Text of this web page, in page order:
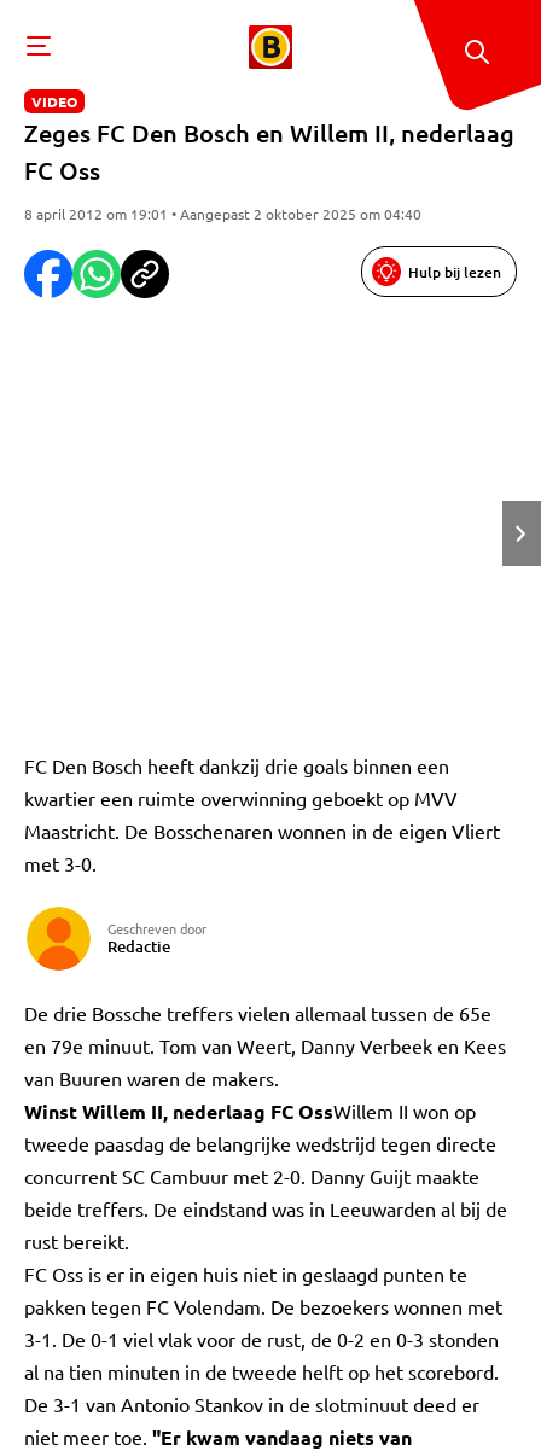
VIDEO
Zeges FC Den Bosch en Willem II, nederlaag
FC Oss
8 april 2012 om 19:01 • Aangepast 2 oktober 2025 om 04:40
Hulp bij lezen
FC Den Bosch heeft dankzij drie goals binnen een
kwartier een ruimte overwinning geboekt op MVV
Maastricht. De Bosschenaren wonnen in de eigen Vliert
met 3-0.
Geschreven door
Redactie
De drie Bossche treffers vielen allemaal tussen de 65e
en 79e minuut. Tom van Weert, Danny Verbeek en Kees
van Buuren waren de makers.
Winst Willem II, nederlaag FC OssWillem II won op
tweede paasdag de belangrijke wedstrijd tegen directe
concurrent SC Cambuur met 2-0. Danny Guijt maakte
beide treffers. De eindstand was in Leeuwarden al bij de
rust bereikt.
FC Oss is er in eigen huis niet in geslaagd punten te
pakken tegen FC Volendam. De bezoekers wonnen met
3-1. De 0-1 viel vlak voor de rust, de 0-2 en 0-3 stonden
al na tien minuten in de tweede helft op het scorebord.
De 3-1 van Antonio Stankov in de slotminuut deed er
niet meer toe. "Er kwam vandaag niets van